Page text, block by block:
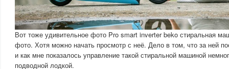
Вот тоже удивительное фото Pro smart inverter beko стиральная
фото. Хотя можно начать просмотр с неё. Дело в том, что за ней
и как мне показалось управление такой стиральной машиной
подводной лодкой.